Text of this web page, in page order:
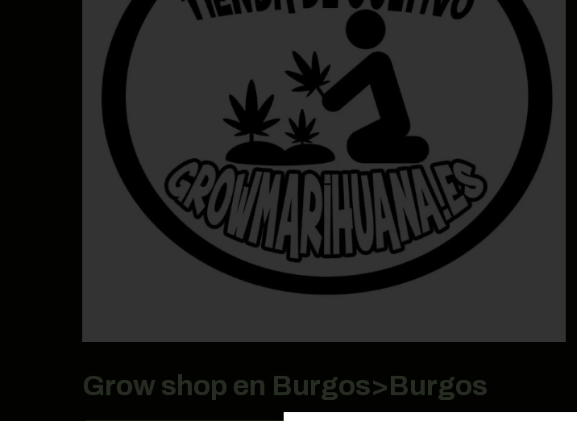
Grow shop en Burgos>Burgos